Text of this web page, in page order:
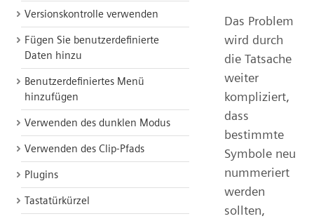
Versionskontrolle verwenden
Fügen Sie benutzerdefinierte
Daten hinzu
Benutzerdefiniertes Menü
hinzufügen
Verwenden des dunklen Modus
Verwenden des Clip-Pfads
Plugins
Tastatürkürzel
Das Problem
wird durch
die Tatsache
weiter
kompliziert,
dass
bestimmte
Symbole neu
nummeriert
werden
sollten,